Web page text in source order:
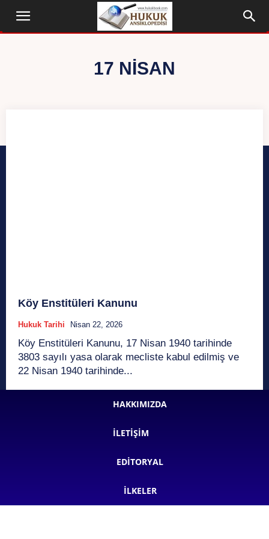
17 NISAN
Köy Enstitüleri Kanunu
Hukuk Tarihi Nisan 22, 2026
Köy Enstitüleri Kanunu, 17 Nisan 1940 tarihinde
3803 sayılı yasa olarak mecliste kabul edilmiş ve
22 Nisan 1940 tarihinde...
HAKKIMIZDA
İLETIŞIM
EDITORYAL
İLKELER